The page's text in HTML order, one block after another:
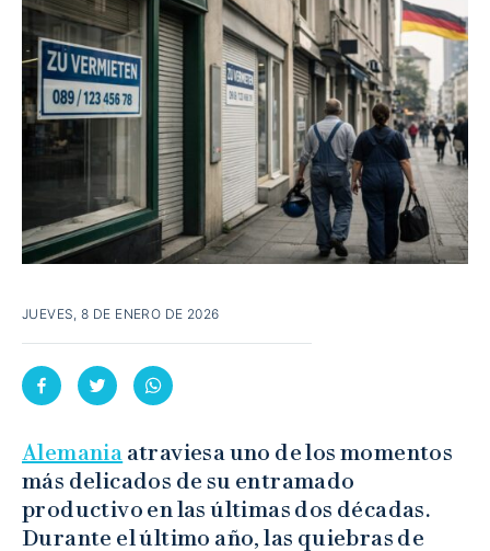
JUEVES, 8 DE ENERO DE 2026
Alemania atraviesa uno de los momentos
más delicados de su entramado
productivo en las últimas dos décadas.
Durante el último año, las quiebras de